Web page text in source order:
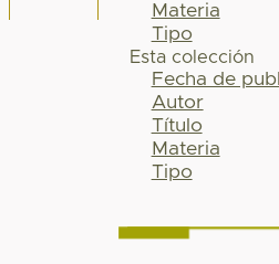
Materia
Tipo
Esta colección
Fecha de
Autor
Título
Materia
Tipo